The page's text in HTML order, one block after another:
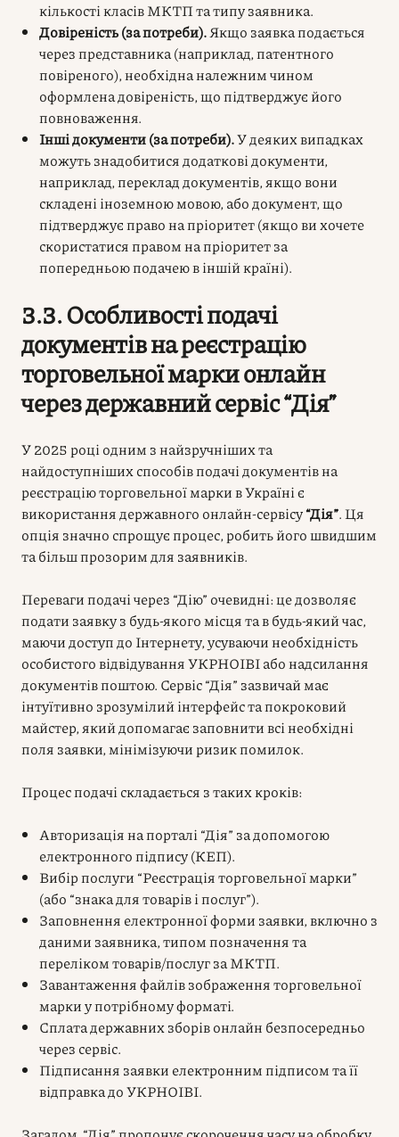
кількості класів МКТП та типу заявника.
Довіреність (за потреби).Якщо заявка подається
через представника (наприклад, патентного
повіреного), необхідна належним чином
оформлена довіреність, що підтверджує його
повноваження.
Інші документи (за потреби).У деяких випадках
можуть знадобитися додаткові документи,
наприклад, переклад документів, якщо вони
складені іноземною мовою, або документ, що
підтверджує право на пріоритет (якщо ви хочете
скористатися правом на пріоритет за
попередньою подачею в іншій країні).
3.3. Особливості подачі
документів на реєстрацію
торговельної марки онлайн
через державний сервіс “Дія”
У 2025 році одним з найзручніших та
найдоступніших способів подачі документів на
реєстрацію торговельної марки в Україні є
використання державного онлайн-сервісу“Дія”. Ця
опція значно спрощує процес, робить його швидшим
та більш прозорим для заявників.
Переваги подачі через “Дію” очевидні: це дозволяє
подати заявку з будь-якого місця та в будь-який час,
маючи доступ до Інтернету, усуваючи необхідність
особистого відвідування УКРНОІВІ або надсилання
документів поштою. Сервіс “Дія” зазвичай має
інтуїтивно зрозумілий інтерфейс та покроковий
майстер, який допомагає заповнити всі необхідні
поля заявки, мінімізуючи ризик помилок.
Процес подачі складається з таких кроків:
Авторизація на порталі “Дія” за допомогою
електронного підпису (КЕП).
Вибір послуги “Реєстрація торговельної марки”
(або “знака для товарів і послуг”).
Заповнення електронної форми заявки, включно з
даними заявника, типом позначення та
переліком товарів/послуг за МКТП.
Завантаження файлів зображення торговельної
марки у потрібному форматі.
Сплата державних зборів онлайн безпосередньо
через сервіс.
Підписання заявки електронним підписом та її
відправка до УКРНОІВІ.